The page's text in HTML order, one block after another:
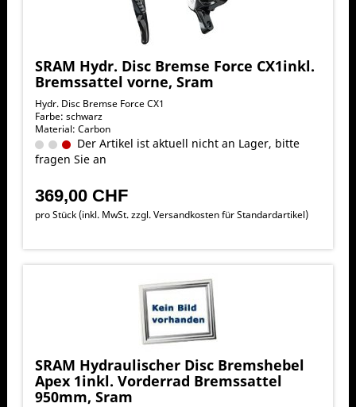
SRAM Hydr. Disc Bremse Force CX1inkl.
Bremssattel vorne, Sram
Hydr. Disc Bremse Force CX1
Farbe: schwarz
Material: Carbon
Der Artikel ist aktuell nicht an Lager, bitte
fragen Sie an
369,00 CHF
pro Stück (inkl. MwSt. zzgl.Versandkosten für Standardartikel)
SRAM Hydraulischer Disc Bremshebel
Apex 1inkl. Vorderrad Bremssattel
950mm, Sram